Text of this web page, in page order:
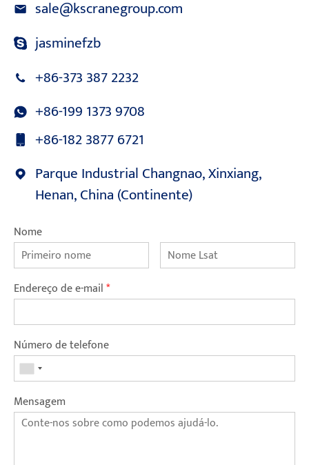
sale@kscranegroup.com
jasminefzb
+86-373 387 2232
+86-199 1373 9708
+86-182 3877 6721
Parque Industrial Changnao, Xinxiang,
Henan, China (Continente)
Nome
Endereço de e-mail*
Número de telefone
Mensagem